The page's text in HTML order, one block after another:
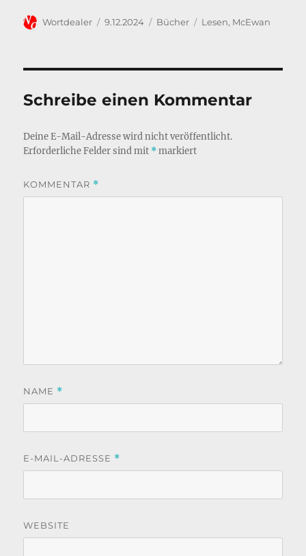
o n
Autor
Wortdealer
Veröffentlicht
9.12.2024 Kategorien
Bücher Schlagwörter
Lesen, McEwan
Schreibe einen Kommentar
Deine E-Mail-Adresse wird nicht veröffentlicht.
Erforderliche Felder sind mit *markiert
KOMMENTAR *
NAME *
E-MAIL-ADRESSE *
WEBSITE